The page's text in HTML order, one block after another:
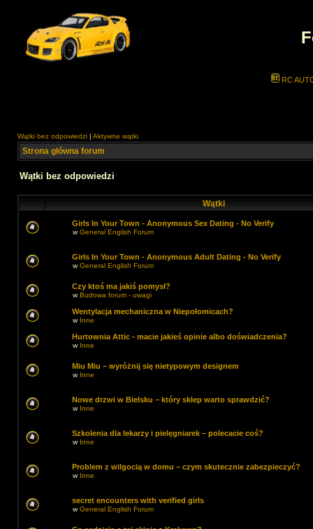
RC
Wątki bez odpowiedzi | Aktywne wątki
Strona główna forum
Wątki bez odpowiedzi
Wątki
Girls In Your Town - Anonymous Sex Dating - No Verify
wGeneral English Forum
Girls In Your Town - Anonymous Adult Dating - No Verify
wGeneral English Forum
Czy ktoś ma jakiś pomysł?
wBudowa forum - uwagi
Wentylacja mechaniczna w Niepołomicach?
w Inne
Hurtownia Attic - macie jakieś opinie albo doświadczenia?
w Inne
Miu Miu – wyróżnij się nietypowym designem
w Inne
Nowe drzwi w Bielsku – który sklep warto sprawdzić?
w Inne
Szkolenia dla lekarzy i pielęgniarek – polecacie coś?
w Inne
Problem z wilgocią w domu – czym skutecznie zabezpieczyć?
w Inne
secret encounters with verified girls
wGeneral English Forum